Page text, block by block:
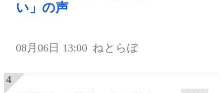
い」の声
08月06日 13:00 ねとらぼ